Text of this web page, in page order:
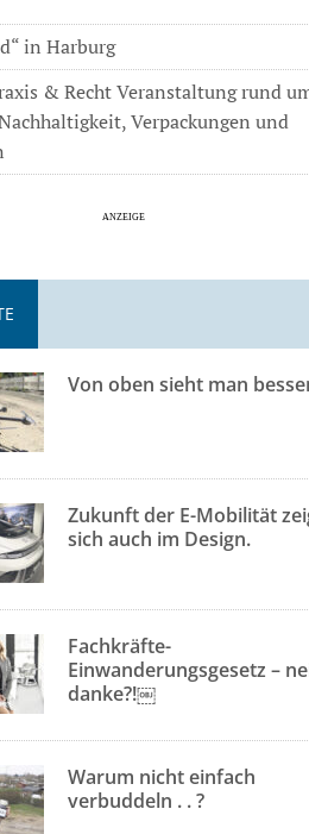
in Harburg
& Recht Veranstaltung rund
Verpackungen und
Von oben sieht man
Zukunft der E-Mobilität
sich auch im Design.
Fachkräfte-
Einwanderungsgesetz –
danke?!￼
Warum nicht einfach
verbuddeln . . ?